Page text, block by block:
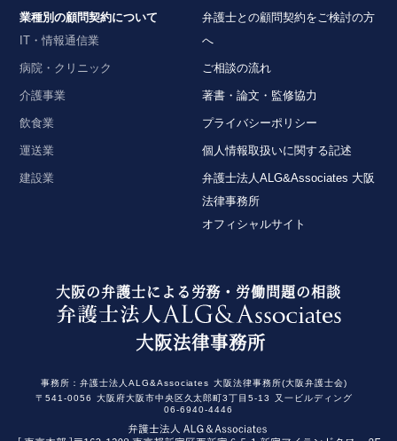
業種別の顧問契約について
IT・情報通信業
病院・クリニック
介護事業
飲食業
運送業
建設業
弁護士との顧問契約をご検討の方
へ
ご相談の流れ
著書・論文・監修協力
プライバシーポリシー
個人情報取扱いに関する記述
弁護士法人ALG&Associates 大阪
法律事務所
オフィシャルサイト
大阪の弁護士による労務・労働問題の相談
大阪法律事務所
事務所：弁護士法人ALG&Associates 大阪法律事務所(大阪弁護士会)
〒541-0056
大阪府大阪市中央区久太郎町3丁目5-13
又一ビルディング
06-6940-4446